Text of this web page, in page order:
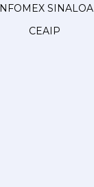
SINALOA
CEAIP